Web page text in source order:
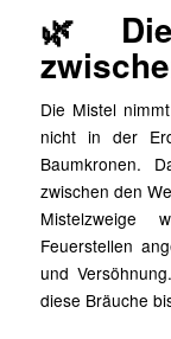
🌿
Die Mistel
nicht in der
Baumkronen.
zwischen den
Mistelzweige
Feuerstellen
und
diese Bräuche